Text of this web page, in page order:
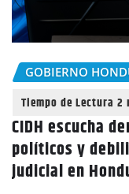
GOBIERNO
CIDH escucha
políticos y
judicial en